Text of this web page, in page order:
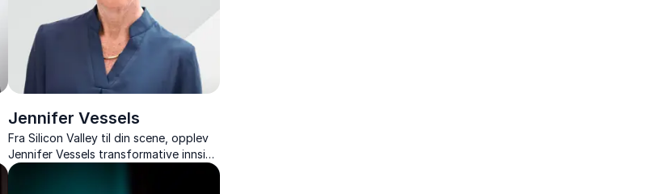
Jennifer Vessels
Fra Silicon Valley til din scene, opplev
Jennifer Vessels transformative innsikt
i AI og ledelse, og hvordan dette kan